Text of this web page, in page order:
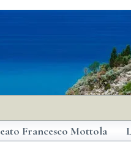
Francesco Mottola